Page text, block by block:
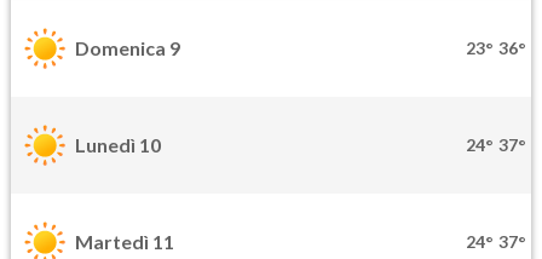
Domenica 9 23° 36°
Lunedì 10 24° 37°
Martedì 11 24° 37°